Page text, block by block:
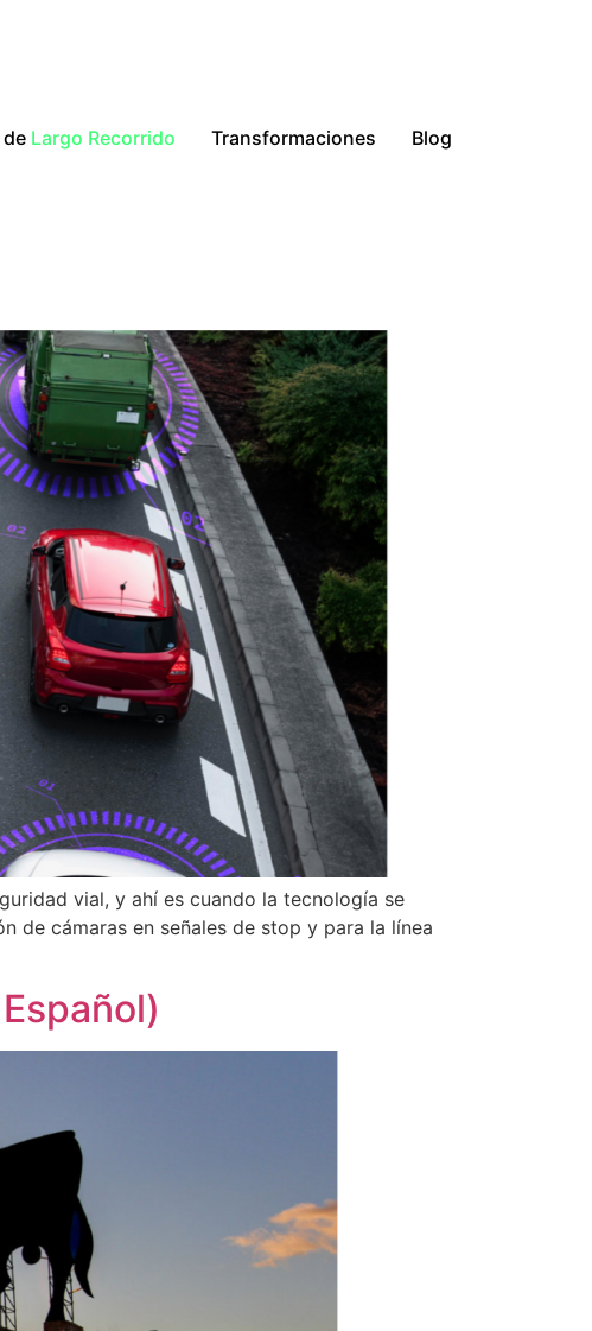
Largo Recorrido Transformaciones Blog
vial, y ahí es cuando la tecnología se
de cámaras en señales de stop y para la línea